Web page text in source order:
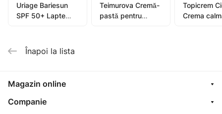
Uriage Bariesun
SPF 50+ Lapte
Teimurova Cremă-
pastă pentru
Topicrem
Crema
Înapoi la lista
Magazin online
Companie